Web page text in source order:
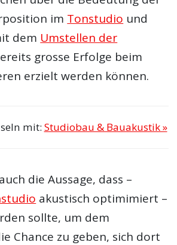
im Tonstudio und
dem Umstellen der
grosse Erfolge beim
erzielt werden können.
mit: Studiobau & Bauakustik »
die Aussage, dass –
akustisch optimimiert –
sollte, um dem
Chance zu geben, sich dort